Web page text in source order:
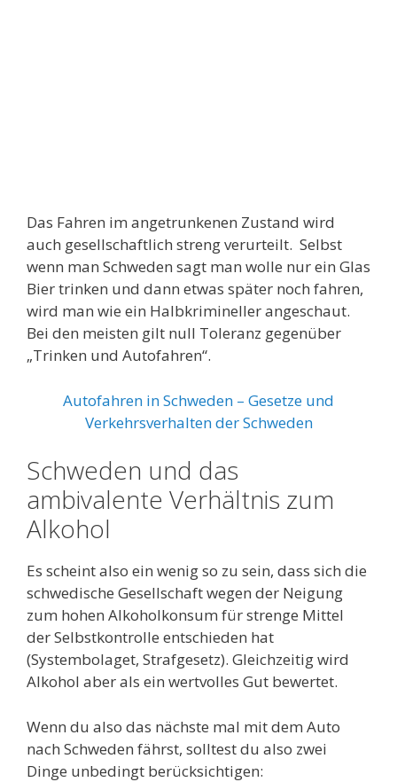
Das Fahren im angetrunkenen Zustand wird
auch gesellschaftlich streng verurteilt. Selbst
wenn man Schweden sagt man wolle nur ein Glas
Bier trinken und dann etwas später noch fahren,
wird man wie ein Halbkrimineller angeschaut.
Bei den meisten gilt null Toleranz gegenüber
„Trinken und Autofahren“.
Autofahren in Schweden – Gesetze und
Verkehrsverhalten der Schweden
Schweden und das
ambivalente Verhältnis zum
Alkohol
Es scheint also ein wenig so zu sein, dass sich die
schwedische Gesellschaft wegen der Neigung
zum hohen Alkoholkonsum für strenge Mittel
der Selbstkontrolle entschieden hat
(Systembolaget, Strafgesetz). Gleichzeitig wird
Alkohol aber als ein wertvolles Gut bewertet.
Wenn du also das nächste mal mit dem Auto
nach Schweden fährst, solltest du also zwei
Dinge unbedingt berücksichtigen: